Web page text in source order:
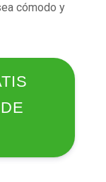
cómodo y